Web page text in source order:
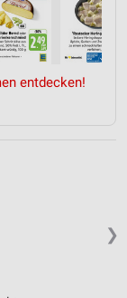
entdecken!
❯